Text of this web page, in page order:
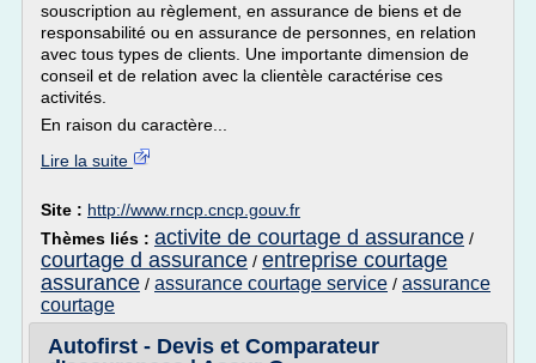
souscription au règlement, en assurance de biens et de
responsabilité ou en assurance de personnes, en relation
avec tous types de clients. Une importante dimension de
conseil et de relation avec la clientèle caractérise ces
activités.
En raison du caractère...
Lire la suite
Site : http://www.rncp.cncp.gouv.fr
Thèmes liés : activite de courtage d assurance /
courtage d assurance / entreprise courtage
assurance / assurance courtage service / assurance
courtage
Autofirst - Devis et Comparateur